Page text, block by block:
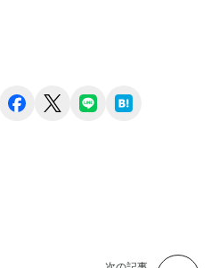
facebook line